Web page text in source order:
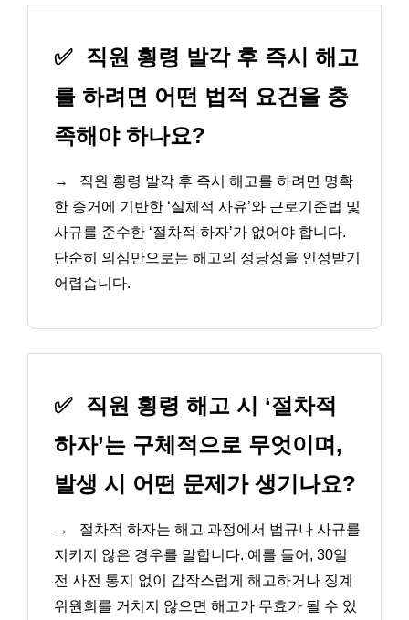
✅ 직원 횡령 발각 후 즉시 해고
를 하려면 어떤 법적 요건을 충
족해야 하나요?
→
직원 횡령 발각 후 즉시 해고를 하려면 명확
한 증거에 기반한 ‘실체적 사유’와 근로기준법 및
사규를 준수한 ‘절차적 하자’가 없어야 합니다.
단순히 의심만으로는 해고의 정당성을 인정받기
어렵습니다.
✅ 직원 횡령 해고 시 ‘절차적
하자’는 구체적으로 무엇이며,
발생 시 어떤 문제가 생기나요?
→
절차적 하자는 해고 과정에서 법규나 사규를
지키지 않은 경우를 말합니다. 예를 들어, 30일
전 사전 통지 없이 갑작스럽게 해고하거나 징계
위원회를 거치지 않으면 해고가 무효가 될 수 있